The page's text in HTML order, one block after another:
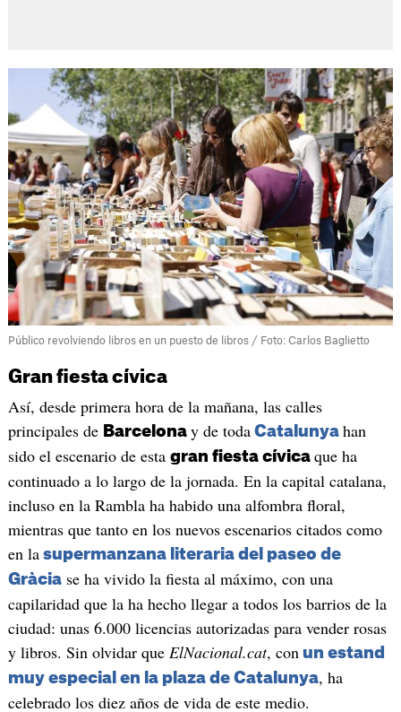
Público revolviendo libros en un puesto de libros / Foto: Carlos Baglietto
Gran fiesta cívica
Así, desde primera hora de la mañana, las calles
principales de Barcelona y de todaCatalunya han
sido el escenario de esta gran fiesta cívica que ha
continuado a lo largo de la jornada. En la capital catalana,
incluso en la Rambla ha habido una alfombra floral,
mientras que tanto en los nuevos escenarios citados como
en lasupermanzana literaria del paseo de
Gràciase ha vivido la fiesta al máximo, con una
capilaridad que la ha hecho llegar a todos los barrios de la
ciudad: unas 6.000 licencias autorizadas para vender rosas
y libros. Sin olvidar que ElNacional.cat, con un estand
muy especial en la plaza de Catalunya, ha
celebrado los diez años de vida de este medio.